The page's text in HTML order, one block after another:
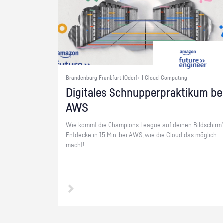
Brandenburg Frankfurt (Oder)+ | Cloud-Computing
Di­gi­ta­les Schnup­per­prak­ti­kum
AWS
Wie kommt die Cham­pi­ons Le­ague auf dei­nen
Ent­de­cke in 15 Min. bei AWS, wie die Cloud das mög­lich
macht!